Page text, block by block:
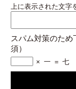
上に表示された文字
スパム対策のため
須）
× 一 = 七